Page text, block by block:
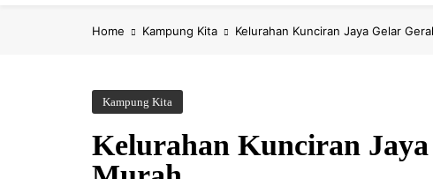
Home Kampung Kita Kelurahan Kunciran Jaya Gelar
Kampung Kita
Kelurahan Kunciran